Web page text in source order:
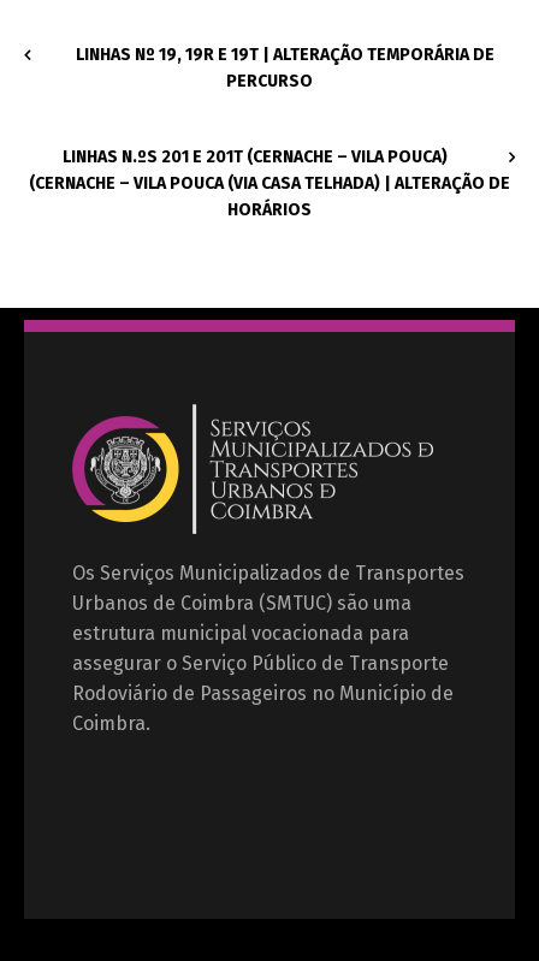
LINHAS Nº 19, 19R E 19T | ALTERAÇÃO TEMPORÁRIA DE
PERCURSO
LINHAS N.ºS 201 E 201T (CERNACHE – VILA POUCA)
(CERNACHE – VILA POUCA (VIA CASA TELHADA) | ALTERAÇÃO DE
HORÁRIOS
Os Serviços Municipalizados de Transportes
Urbanos de Coimbra (SMTUC) são uma
estrutura municipal vocacionada para
assegurar o Serviço Público de Transporte
Rodoviário de Passageiros no Município de
Coimbra.